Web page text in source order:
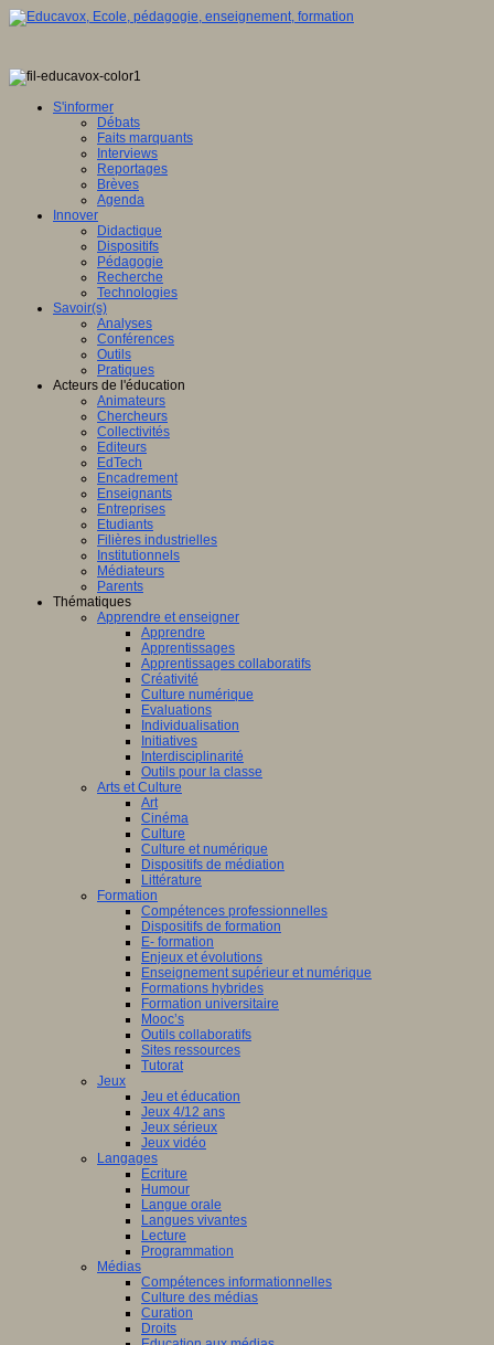
S'informer
Débats
Faits marquants
Interviews
Reportages
Brèves
Agenda
Innover
Didactique
Dispositifs
Pédagogie
Recherche
Technologies
Savoir(s)
Analyses
Conférences
Outils
Pratiques
Acteurs de l'éducation
Animateurs
Chercheurs
Collectivités
Editeurs
EdTech
Encadrement
Enseignants
Entreprises
Etudiants
Filières industrielles
Institutionnels
Médiateurs
Parents
Thématiques
Apprendre et enseigner
Apprendre
Apprentissages
Apprentissages collaboratifs
Créativité
Culture numérique
Evaluations
Individualisation
Initiatives
Interdisciplinarité
Outils pour la classe
Arts et Culture
Art
Cinéma
Culture
Culture et numérique
Dispositifs de médiation
Littérature
Formation
Compétences professionnelles
Dispositifs de formation
E- formation
Enjeux et évolutions
Enseignement supérieur et numérique
Formations hybrides
Formation universitaire
Mooc’s
Outils collaboratifs
Sites ressources
Tutorat
Jeux
Jeu et éducation
Jeux 4/12 ans
Jeux sérieux
Jeux vidéo
Langages
Ecriture
Humour
Langue orale
Langues vivantes
Lecture
Programmation
Médias
Compétences informationnelles
Culture des médias
Curation
Droits